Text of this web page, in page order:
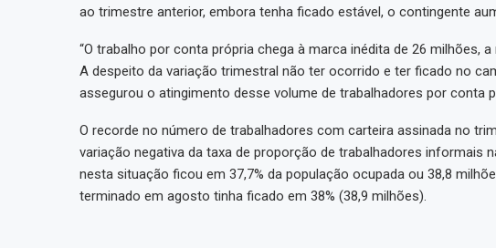
ao trimestre anterior, embora tenha ficado estável, o contingente
“O trabalho por conta própria chega à marca inédita de 26 milhões,
A despeito da variação trimestral não ter ocorrido e ter ficado no
assegurou o atingimento desse volume de trabalhadores por conta
O recorde no número de trabalhadores com carteira assinada no
variação negativa da taxa de proporção de trabalhadores informais
nesta situação ficou em 37,7% da população ocupada ou 38,8
terminado em agosto tinha ficado em 38% (38,9 milhões).